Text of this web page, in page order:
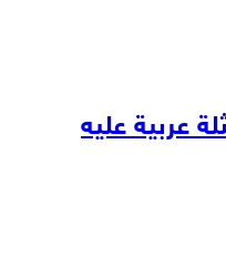
عربية عليه